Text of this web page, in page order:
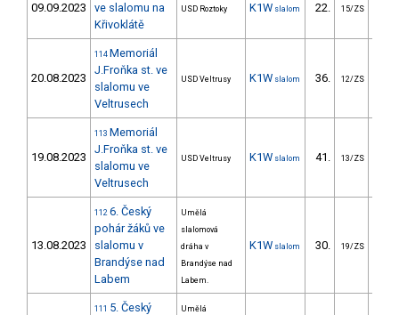
09.09.2023
ve slalomu na
Křivoklátě
USD Roztoky K1W slalom 22. 15/ZS
20.08.2023
114 Memoriál
J.Froňka st. ve
slalomu ve
Veltrusech
USD Veltrusy K1W slalom 36. 12/ZS
19.08.2023
113 Memoriál
J.Froňka st. ve
slalomu ve
Veltrusech
USD Veltrusy K1W slalom 41. 13/ZS
13.08.2023
112 6. Český
pohár žáků ve
slalomu v
Brandýse nad
Labem
Umělá
slalomová
dráha v
Brandýse nad
Labem.
K1W slalom 30. 19/ZS
111 5. Český Umělá